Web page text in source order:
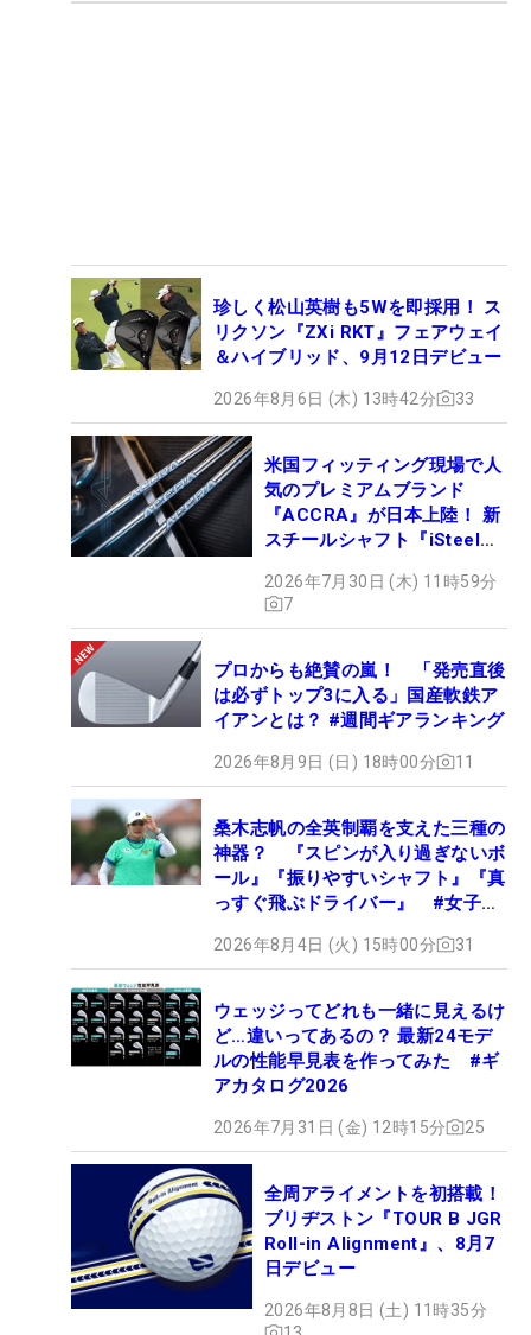
珍しく松山英樹も5Wを即採用！ ス
リクソン『ZXi RKT』フェアウェイ
＆ハイブリッド、9月12日デビュー
2026年8月6日 (木) 13時42分 33
米国フィッティング現場で人
気のプレミアムブランド
『ACCRA』が日本上陸！ 新
スチールシャフト『iSteel
2026年7月30日 (木) 11時59分
7
プロからも絶賛の嵐！ 「発売直後
は必ずトップ3に入る」国産軟鉄ア
イアンとは？ #週間ギアランキング
2026年8月9日 (日) 18時00分 11
桑木志帆の全英制覇を支えた三種の
神器？ 『スピンが入り過ぎないボ
ール』『振りやすいシャフト』『真
っすぐ飛ぶドライバー』 #女子プ
2026年8月4日 (火) 15時00分 31
ウェッジってどれも一緒に見えるけ
ど…違いってあるの？ 最新24モデ
ルの性能早見表を作ってみた #ギ
アカタログ2026
2026年7月31日 (金) 12時15分 25
全周アライメントを初搭載！
ブリヂストン『TOUR B JGR
Roll-in Alignment』、8月7
日デビュー
2026年8月8日 (土) 11時35分